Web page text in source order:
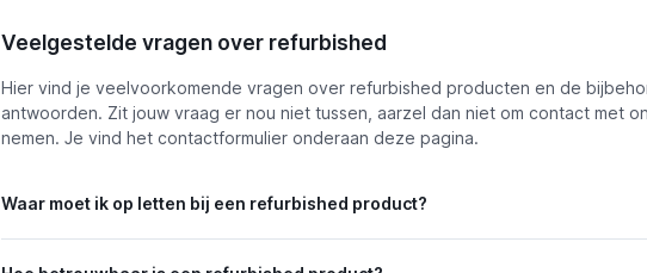
Veelgestelde vragen over refurbished
Hier vind je veelvoorkomende vragen over refurbished producten en de
antwoorden. Zit jouw vraag er nou niet tussen, aarzel dan niet om contact met
nemen. Je vind het contactformulier onderaan deze pagina.
Waar moet ik op letten bij een refurbished product?